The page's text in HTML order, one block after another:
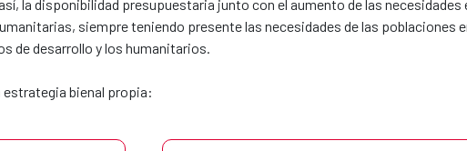
la disponibilidad presupuestaria junto con el aumento de las
siempre teniendo presente las necesidades de las poblaciones
de desarrollo y los ​humanitarios.
bienal propia:​​​​​​​